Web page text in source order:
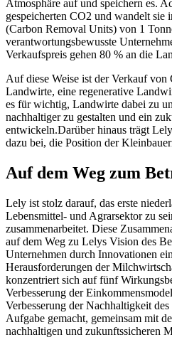
Atmosphäre auf und speichern es.
gespeicherten CO2 und wandelt sie
(Carbon Removal Units) von 1
verantwortungsbewusste
Verkaufspreis gehen 80 % an die
Auf diese Weise ist der Verkauf
Landwirte, eine regenerative
es für wichtig, Landwirte dabei zu
nachhaltiger zu gestalten und ein
entwickeln.Darüber hinaus trägt
dazu bei, die Position der
Auf dem Weg zum
Lely ist stolz darauf, das erste
Lebensmittel- und Agrarsektor zu
zusammenarbeitet. Diese
auf dem Weg zu Lelys Vision des
Unternehmen durch Innovationen
Herausforderungen der
konzentriert sich auf fünf
Verbesserung der
Verbesserung der Nachhaltigkeit
Aufgabe gemacht, gemeinsam mit
nachhaltigen und zukunftssicheren